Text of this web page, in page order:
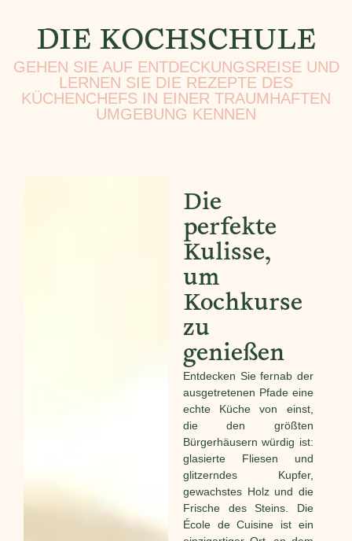
DIE KOCHSCHULE
GEHEN SIE AUF ENTDECKUNGSREISE UND
LERNEN SIE DIE REZEPTE DES
KÜCHENCHEFS IN EINER TRAUMHAFTEN
UMGEBUNG KENNEN
Die
perfekte
Kulisse,
um
Kochkurse
zu
genießen
Entdecken Sie fernab der
ausgetretenen Pfade eine
echte Küche von einst,
die den größten
Bürgerhäusern würdig ist:
glasierte Fliesen und
glitzerndes Kupfer,
gewachstes Holz und die
Frische des Steins. Die
École de Cuisine ist ein